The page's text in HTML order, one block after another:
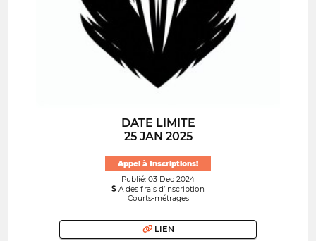
DATE LIMITE
25 JAN 2025
Appel à Inscriptions!
Publié: 03 Dec 2024
A des frais d’inscription
Courts-métrages
LIEN